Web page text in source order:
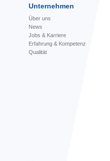
Unternehmen
Über uns
News
Jobs & Karriere
Erfahrung & Kompetenz
Qualität